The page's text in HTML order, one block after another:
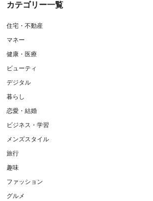
カテゴリー一覧
住宅・不動産
マネー
健康・医療
ビューティ
デジタル
暮らし
恋愛・結婚
ビジネス・学習
メンズスタイル
旅行
趣味
ファッション
グルメ